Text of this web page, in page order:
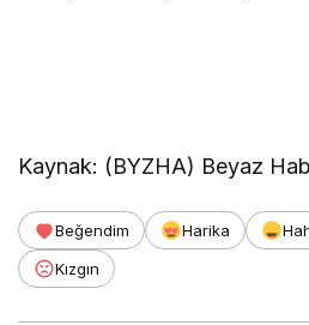
Kaynak: (BYZHA) Beyaz
Beğendim Harika
Kızgın